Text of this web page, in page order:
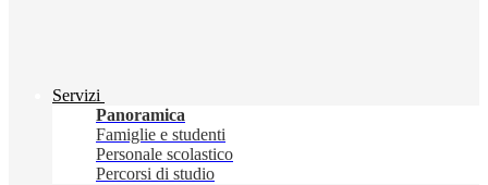
Servizi
Panoramica
Famiglie e studenti
Personale scolastico
Percorsi di studio